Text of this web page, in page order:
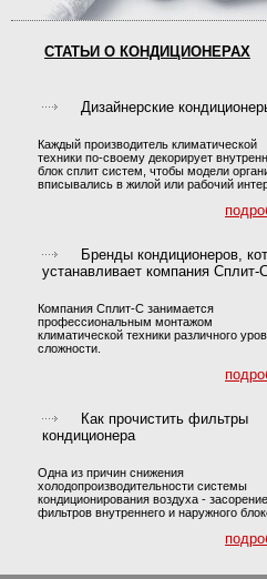
СТАТЬИ О КОНДИЦИОНЕРАХ
Дизайнерские
Каждый производитель климатической
техники по-своему декорирует
блок сплит систем, чтобы модели
вписывались в жилой или рабочий
Бренды кондиционеров,
устанавливает компания Сплит-
Компания Сплит-С занимается
профессиональным монтажом
климатической техники различного
сложности.
Как прочистить фильтры
кондиционера
Одна из причин снижения
холодопроизводительности системы
кондиционирования воздуха - засорение
фильтров внутреннего и наружного